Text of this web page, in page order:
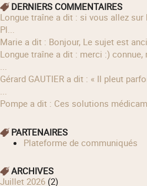
DERNIERS COMMENTAIRES
longue traîne a dit : si vous allez sur le forum de '
Pl...
Marie a dit : Bonjour, Le sujet est
longue traîne a dit : merci :) connue, mais elle fait
...
Gérard GAUTIER a dit : « Il pleut parfois en Bretagne
...
Pompe a dit : Ces solutions
PARTENAIRES
Plateforme de communiqués
ARCHIVES
juillet 2026(2)